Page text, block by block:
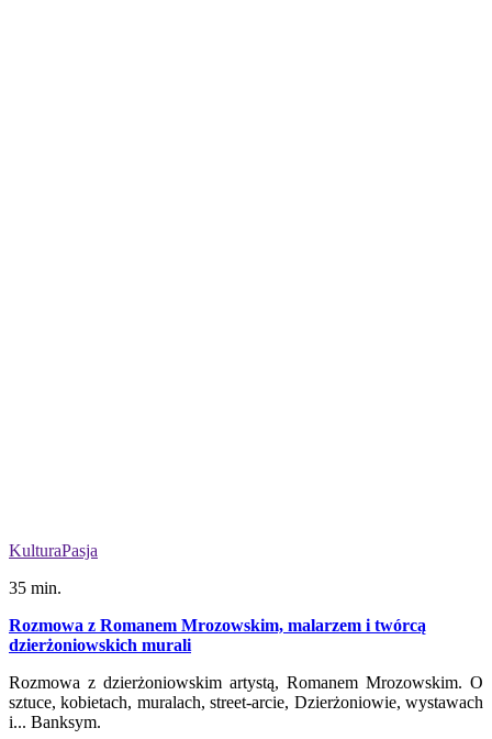
KulturaPasja
35 min.
Rozmowa z Romanem Mrozowskim, malarzem i twórcą
dzierżoniowskich murali
Rozmowa z dzierżoniowskim artystą, Romanem Mrozowskim. O
sztuce, kobietach, muralach, street-arcie, Dzierżoniowie, wystawach
i... Banksym.